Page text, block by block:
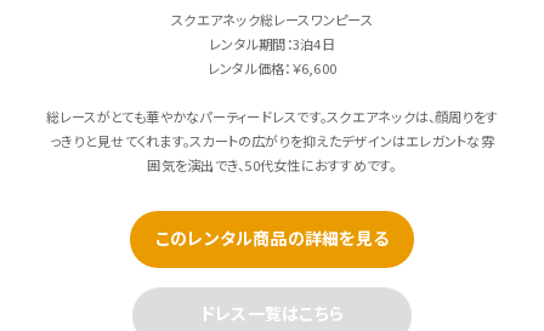
スクエアネック総レースワンピース
レンタル期間：3泊4日
レンタル価格：￥6,600
総レースがとても華やかなパーティードレスです。スクエアネックは、顔周りをす
っきりと見せてくれます。スカートの広がりを抑えたデザインはエレガントな雰
囲気を演出でき、50代女性におすすめです。
このレンタル商品の詳細を見る
ドレス一覧はこちら